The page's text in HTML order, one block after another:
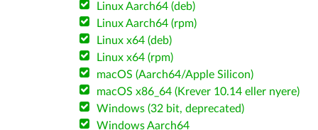
Linux Aarch64 (deb)
Linux Aarch64 (rpm)
Linux x64 (deb)
Linux x64 (rpm)
macOS (Aarch64/Apple Silicon)
macOS x86_64 (Krever 10.14 eller nyere)
Windows (32 bit, deprecated)
Windows Aarch64